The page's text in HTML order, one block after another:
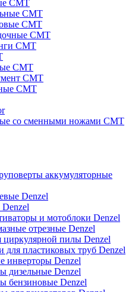
CMT
CMT
СМТ
СМТ
CMT
CMT
СМТ
СМТ
со сменными ножами CMT
аккумуляторные
Denzel
и мотоблоки Denzel
отрезные Denzel
циркулярной пилы Denzel
для пластиковых труб Denzel
инверторы Denzel
дизельные Denzel
бензиновые Denzel